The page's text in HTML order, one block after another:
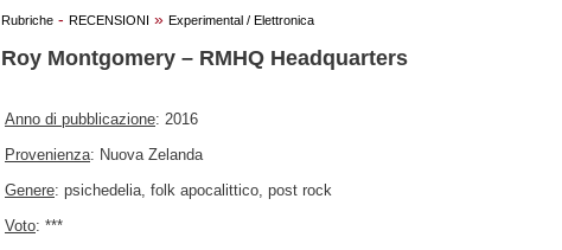
Rubriche - RECENSIONI » Experimental / Elettronica
Roy Montgomery – RMHQ Headquarters
Anno di pubblicazione: 2016
Provenienza: Nuova Zelanda
Genere: psichedelia, folk apocalittico, post rock
Voto: ***